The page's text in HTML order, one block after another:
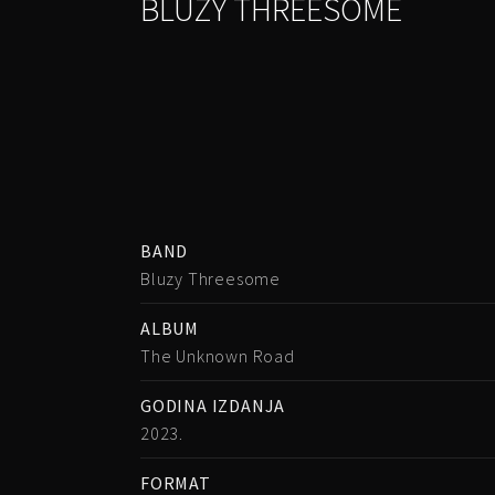
BLUZY THREESOME
BAND
Bluzy Threesome
ALBUM
The Unknown Road
GODINA IZDANJA
2023.
FORMAT